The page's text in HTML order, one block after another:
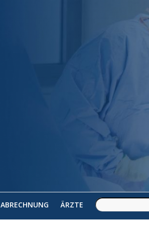
ABRECHNUNG ÄRZTE